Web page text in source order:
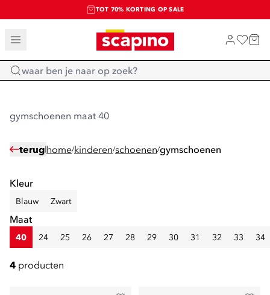
TOT 70% KORTING OP SALE
SALE: LAATSTE KANS!
SHOP NIEUW
Home
gymschoenen maat 40
terug home/kinderen/schoenen/gymschoenen
Kleur
Blauw Zwart
Maat
40 24 25 26 27 28 29 30 31 32 33 34
4 producten